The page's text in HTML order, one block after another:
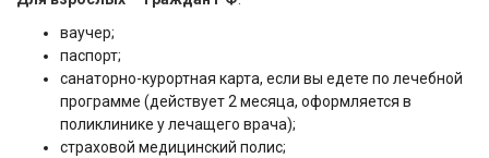
ваучер;
паспорт;
санаторно-курортная карта, если вы едете по лечебной
программе (действует 2 месяца, оформляется в
поликлинике у лечащего врача);
страховой медицинский полис;